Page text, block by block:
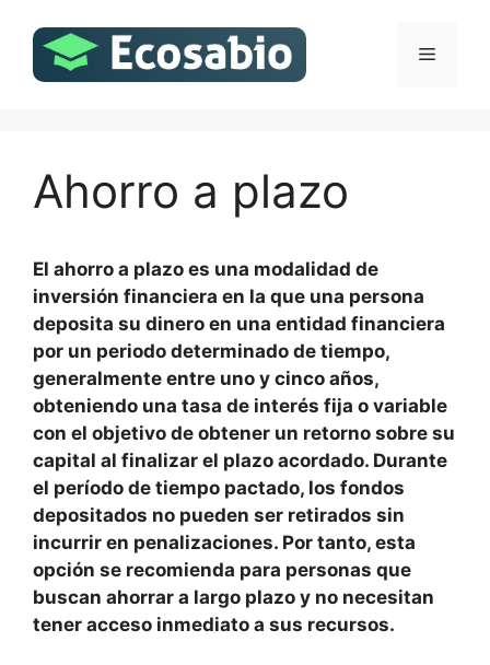
contenido
Menú
Ahorro a plazo
El ahorro a plazo es una modalidad de
inversión financiera en la que una persona
deposita su dinero en una entidad financiera
por un periodo determinado de tiempo,
generalmente entre uno y cinco años,
obteniendo una tasa de interés fija o variable
con el objetivo de obtener un retorno sobre su
capital al finalizar el plazo acordado. Durante
el período de tiempo pactado, los fondos
depositados no pueden ser retirados sin
incurrir en penalizaciones. Por tanto, esta
opción se recomienda para personas que
buscan ahorrar a largo plazo y no necesitan
tener acceso inmediato a sus recursos.